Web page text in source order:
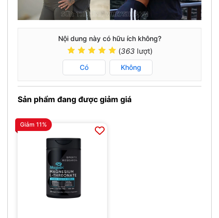
Nội dung này có hữu ích không?
(363 lượt)
Có Không
Sản phẩm đang được giảm giá
Giảm 11%